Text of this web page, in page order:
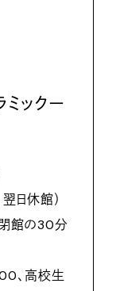
ミックー
日休館）
館の30分
、高校生